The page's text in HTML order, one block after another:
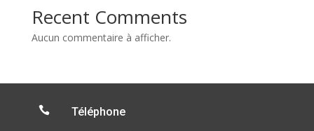
Recent Comments
Aucun commentaire à afficher.
 Téléphone